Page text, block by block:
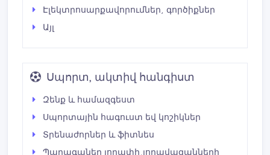
Էլեկտրոսարքավորումներ, գործիքներ
Այլ
Սպորտ, ակտիվ հանգիստ
Զենք և համազգեստ
Սպորտային հագուստ եվ կոշիկներ
Տրենաժորներ և ֆիտնես
Պարագաներ լողափի,լողավազանների